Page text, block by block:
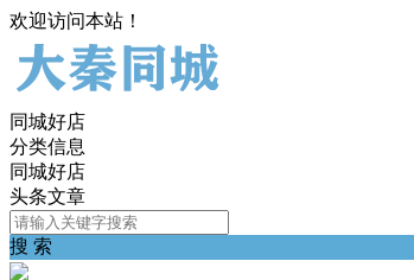
欢迎访问本站！
同城好店
分类信息
同城好店
头条文章
搜 索